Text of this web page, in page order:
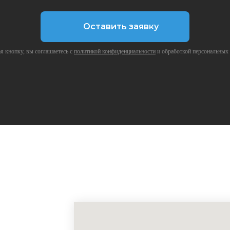
Оставить заявку
кнопку, вы соглашаетесь с политикой конфиденциальности и обработкой